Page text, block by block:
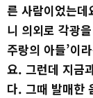
른 사람이었는
니 의외로 각광
주랑의 아들’이
요. 그런데 지금
다. 그때 발매한